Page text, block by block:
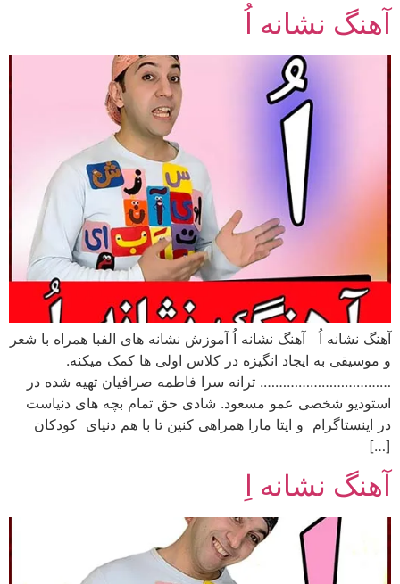
پرش
محتوا
آهنگ نشانه اُ
آهنگ نشانه اُ آهنگ نشانه اُ آموزش نشانه های الفبا همراه با شعر
و موسیقی به ایجاد انگیزه در کلاس اولی ها کمک میکنه.
……………………………. ترانه سرا فاطمه صرافیان تهیه شده در
استودیو شخصی عمو مسعود. شادی حق تمام بچه های دنیاست
در اینستاگرام و ایتا مارا همراهی کنین تا با هم دنیای کودکان
[…]
آهنگ نشانه اِ